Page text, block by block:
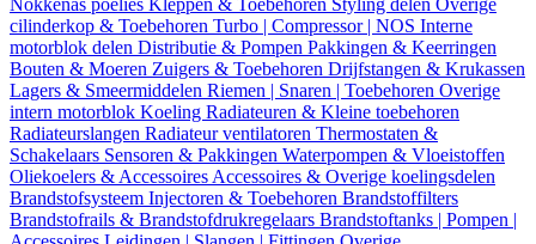
Nokkenas poelies Kleppen & Toebehoren Styling delen Overige
cilinderkop & Toebehoren Turbo | Compressor | NOS Interne
motorblok delen Distributie & Pompen Pakkingen & Keerringen
Bouten & Moeren Zuigers & Toebehoren Drijfstangen & Krukassen
Lagers & Smeermiddelen Riemen | Snaren | Toebehoren Overige
intern motorblok Koeling Radiateuren & Kleine toebehoren
Radiateurslangen Radiateur ventilatoren Thermostaten &
Schakelaars Sensoren & Pakkingen Waterpompen & Vloeistoffen
Oliekoelers & Accessoires Accessoires & Overige koelingsdelen
Brandstofsysteem Injectoren & Toebehoren Brandstoffilters
Brandstofrails & Brandstofdrukregelaars Brandstoftanks | Pompen |